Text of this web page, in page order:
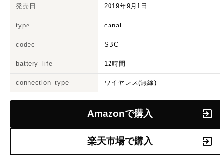
発売日 2019年9月1日
type canal
codec SBC
battery_life 12時間
connection_type ワイヤレス(無線)
Amazonで購入
楽天市場で購入